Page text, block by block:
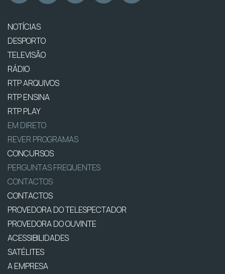
NOTÍCIAS
DESPORTO
TELEVISÃO
RÁDIO
RTP ARQUIVOS
RTP ENSINA
RTP PLAY
EM DIRETO
REVER PROGRAMAS
CONCURSOS
PERGUNTAS FREQUENTES
CONTACTOS
CONTACTOS
PROVEDORA DO TELESPECTADOR
PROVEDORA DO OUVINTE
ACESSIBILIDADES
SATÉLITES
A EMPRESA